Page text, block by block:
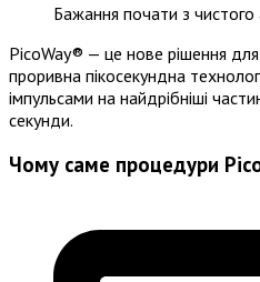
Бажання почати з чистого
PicoWay® — це нове рішення
проривна пікосекундна
імпульсами на найдрібніші
секунди.
Чому саме процедури